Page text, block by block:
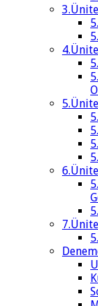
4.Ünite